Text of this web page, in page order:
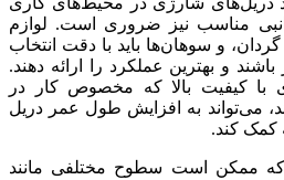
مناسب نیز ضروری است. لوازم
و سوهان‌ها باید با دقت انتخاب
و بهترین عملکرد را ارائه دهند.
با کیفیت بالا که مخصوص کار در
به افزایش طول عمر دریل
کمک کند.
ممکن است سطوح مختلفی مانند